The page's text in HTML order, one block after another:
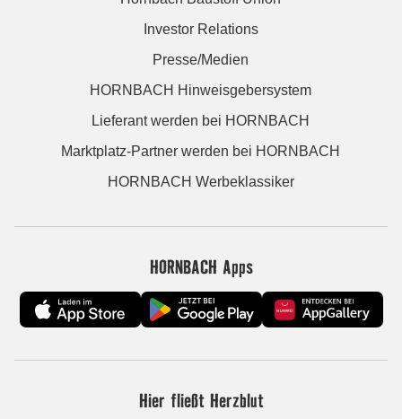
Investor Relations
Presse/Medien
HORNBACH Hinweisgebersystem
Lieferant werden bei HORNBACH
Marktplatz-Partner werden bei HORNBACH
HORNBACH Werbeklassiker
HORNBACH Apps
Hier fließt Herzblut